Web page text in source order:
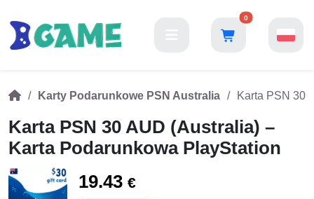
0
Karty Podarunkowe PSN Australia Karta PSN 30
Karta PSN 30 AUD (Australia) –
Karta Podarunkowa PlayStation
19.43 €